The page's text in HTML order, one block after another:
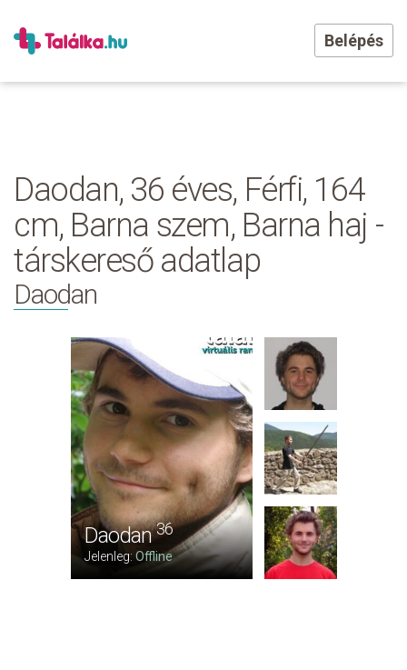
Belépés
Daodan, 36 éves, Férfi, 164
cm, Barna szem, Barna haj -
társkereső adatlap
Daodan
Daodan36
Jelenleg: Offline